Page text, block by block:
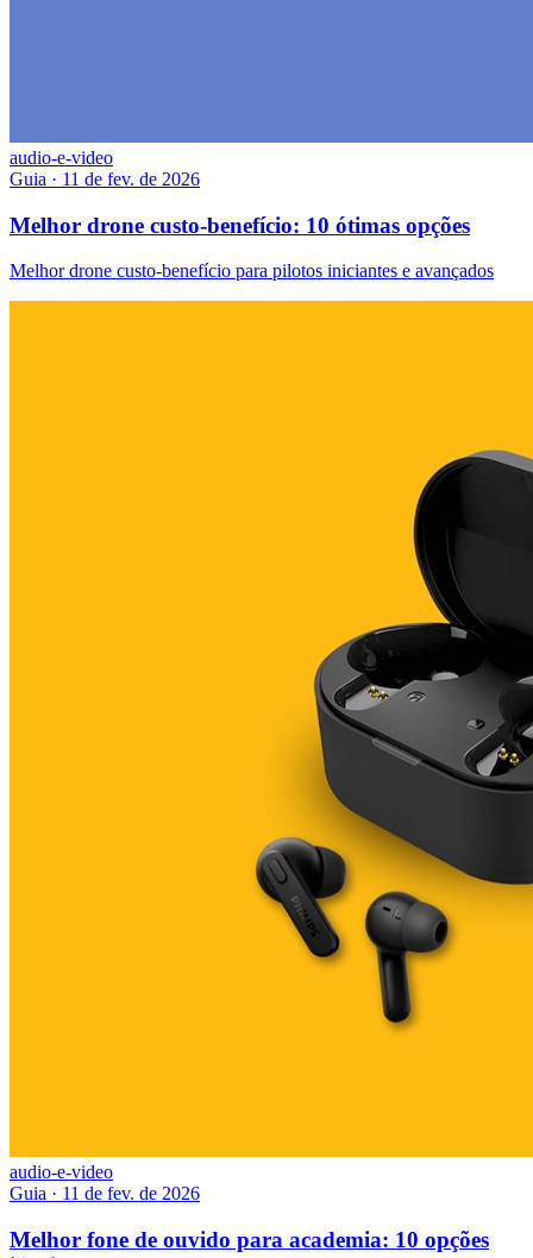
audio-e-video
Guia · 11 de fev. de 2026
Melhor drone custo-benefício: 10 ótimas opções
Melhor drone custo-benefício para pilotos iniciantes e avançados
audio-e-video
Guia · 11 de fev. de 2026
Melhor fone de ouvido para academia: 10 opções